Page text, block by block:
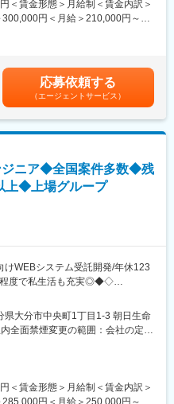
。
ミー制度で取得した単位に応じ
。
定の遵守
れながら、品質管理のスキルを向
きる意義ある仕事です。
れている先輩社員も多数いま
て業界にチャレンジをしていただ
ジニアとしての未来がある：
なお取引社数を誇る当社。
り、当社だからこそ挑戦できる
＜賃金形態＞月給制＜賃金内訳＞
円＜月給＞210,000円～
り、選考を通じて上下する可能性
当を含めた表記です。
応募依頼する
（エージェントサービス）
ジニア◆全国案件多数◆残
上◆上場グループ
WEBシステム受託開発/年休123
程度で私生活も充実◎◆◇
ムの受託開発案件をご担当いただ
システムの開発
発
ら、経験やスキルを考慮して最適
。
県大分市中央町1丁目1-3 朝日生命
全面禁煙変更の範囲：会社の定め
＜賃金形態＞月給制＜賃金内訳＞
円＜月給＞250,000円～